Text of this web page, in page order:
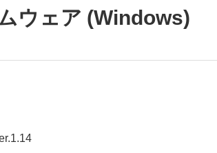
ウェア (Windows)